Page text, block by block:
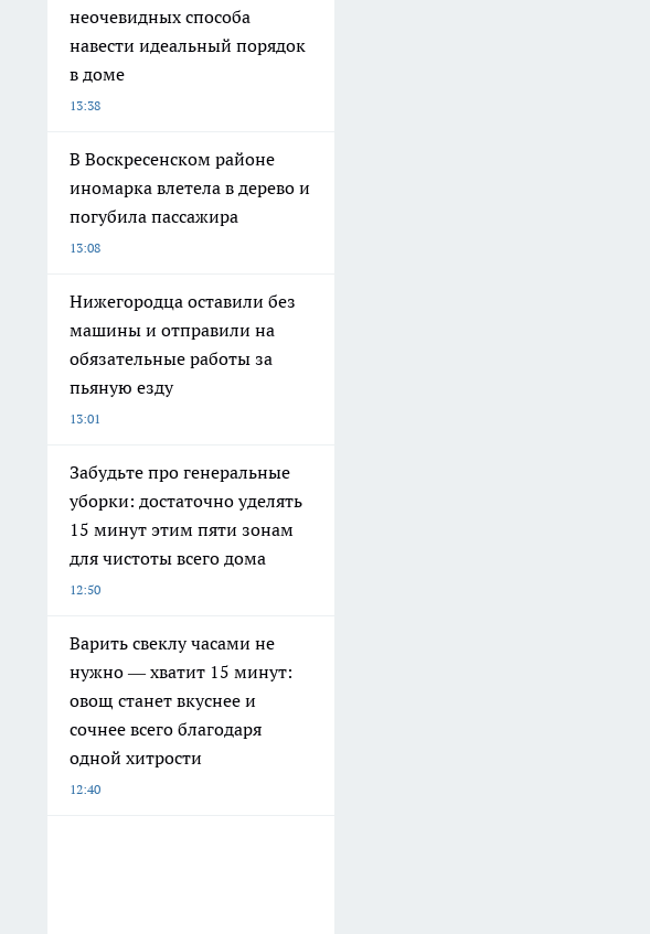
неочевидных способа
навести идеальный порядок
в доме
13:38
В Воскресенском районе
иномарка влетела в дерево и
погубила пассажира
13:08
Нижегородца оставили без
машины и отправили на
обязательные работы за
пьяную езду
13:01
Забудьте про генеральные
уборки: достаточно уделять
15 минут этим пяти зонам
для чистоты всего дома
12:50
Варить свеклу часами не
нужно — хватит 15 минут:
овощ станет вкуснее и
сочнее всего благодаря
одной хитрости
12:40